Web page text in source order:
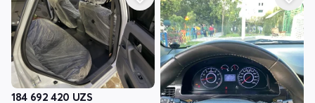
184 692 420 UZS